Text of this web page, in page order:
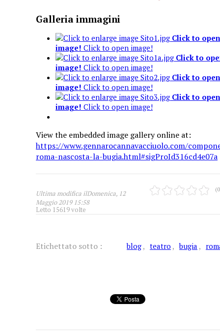
Galleria immagini
Click to open
image! Click to open image!
Click to
image! Click to open image!
Click to open
image! Click to open image!
Click to open
image! Click to open image!
View the embedded image gallery online at:
https://www.gennarocannavacciuolo.com/
roma-nascosta-la-bugia.html#sigProId316cd4e07a
Ultima modifica ilDomenica, 12
Maggio 2019 15:58
Letto 15619 volte
Etichettato sotto : blog teatro bugia